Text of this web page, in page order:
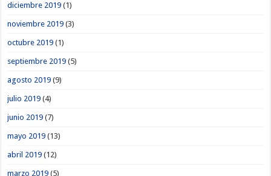
diciembre 2019 (1)
noviembre 2019 (3)
octubre 2019 (1)
septiembre 2019 (5)
agosto 2019 (9)
julio 2019 (4)
junio 2019 (7)
mayo 2019 (13)
abril 2019 (12)
marzo 2019 (5)